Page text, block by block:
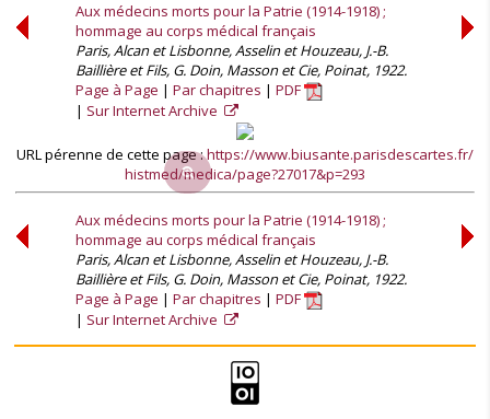
Aux médecins morts pour la Patrie (1914-1918) ;
hommage au corps médical français
Paris, Alcan et Lisbonne, Asselin et Houzeau, J.-B.
Baillière et Fils, G. Doin, Masson et Cie, Poinat, 1922.
Page à Page
Par chapitres
PDF
Sur Internet Archive
URL pérenne de cette page :https://www.biusante.parisdescartes.fr/
histmed/medica/page?27017&p=293
Aux médecins morts pour la Patrie (1914-1918) ;
hommage au corps médical français
Paris, Alcan et Lisbonne, Asselin et Houzeau, J.-B.
Baillière et Fils, G. Doin, Masson et Cie, Poinat, 1922.
Page à Page
Par chapitres
PDF
Sur Internet Archive